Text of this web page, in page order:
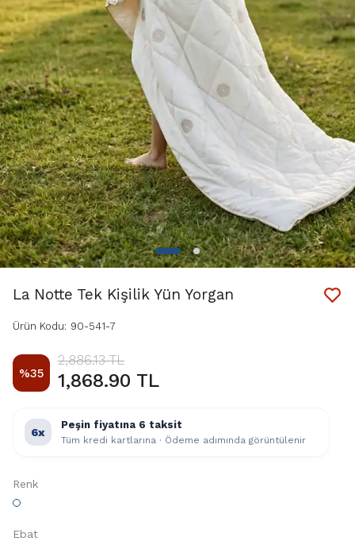
La Notte Tek Kişilik Yün Yorgan
Ürün Kodu: 90-541-7
%35
2,886.13 TL
1,868.90 TL
6x
Peşin fiyatına 6 taksit
Tüm kredi kartlarına · Ödeme adımında görüntülenir
Renk
Ebat